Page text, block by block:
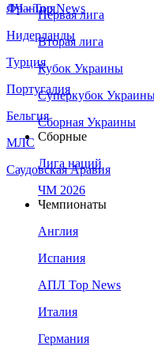
Франция
Нидерланды
Турция
Португалия
Бельгия
МЛС
Саудовская Аравия
ЛЧ - Top News
Первая лига
Вторая лига
Кубок Украины
Суперкубок
Сборная Украины
Сборные
Лига наций
ЧМ 2026
Чемпионаты
Англия
Испания
АПЛ Top News
Италия
Германия